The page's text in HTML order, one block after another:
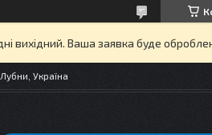
вихідний. Ваша заявка буде
Україна